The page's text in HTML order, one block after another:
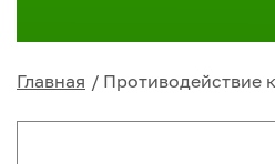
Главная Противодействие